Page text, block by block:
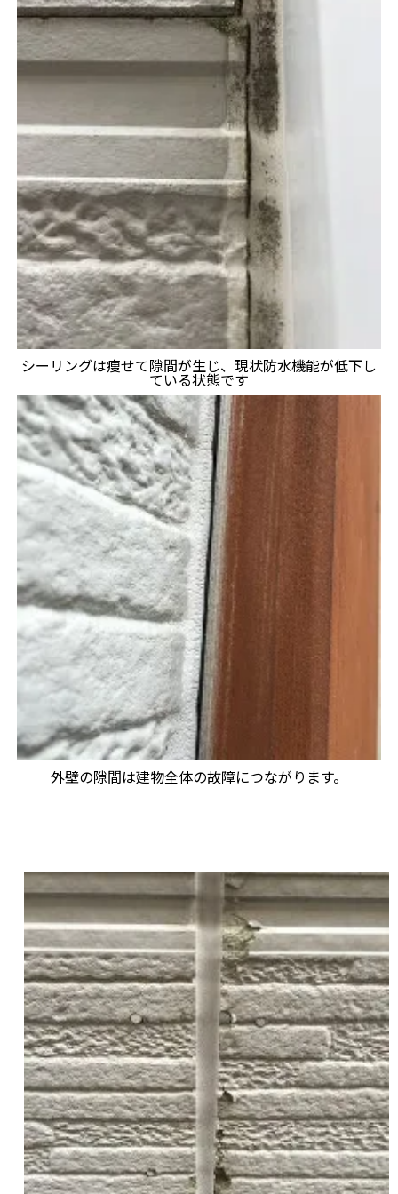
シーリングは痩せて隙間が生じ、現状防水機能が低下し
ている状態です
外壁の隙間は建物全体の故障につながります。